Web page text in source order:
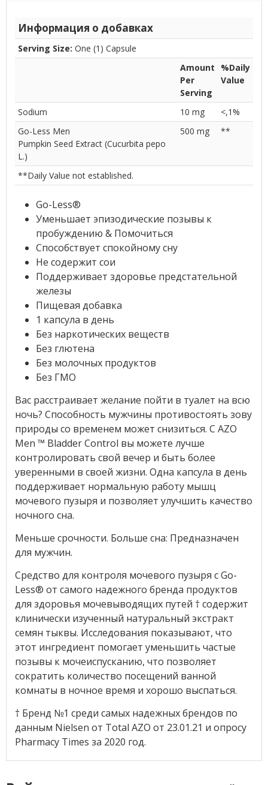
Информация о добавках
Serving Size: One (1) Capsule
Amount
Per
Serving
%Daily
Value
Sodium 10 mg
<,1%
Go-Less Men
Pumpkin Seed Extract (Cucurbita pepo
L.)
500 mg **
**Daily Value not established.
Go-Less®
Уменьшает эпизодические позывы к
пробуждению & Помочиться
Способствует спокойному сну
Не содержит сои
Поддерживает здоровье предстательной
железы
Пищевая добавка
1 капсула в день
Без наркотических веществ
Без глютена
Без молочных продуктов
Без ГМО
Вас расстраивает желание пойти в туалет на всю
ночь? Способность мужчины противостоять зову
природы со временем может снизиться. С AZO
Men ™ Bladder Control вы можете лучше
контролировать свой вечер и быть более
уверенными в своей жизни. Одна капсула в день
поддерживает нормальную работу мышц
мочевого пузыря и позволяет улучшить качество
ночного сна.
Меньше срочности. Больше сна: Предназначен
для мужчин.
Средство для контроля мочевого пузыря с Go-
Less® от самого надежного бренда продуктов
для здоровья мочевыводящих путей † содержит
клинически изученный натуральный экстракт
семян тыквы. Исследования показывают, что
этот ингредиент помогает уменьшить частые
позывы к мочеиспусканию, что позволяет
сократить количество посещений ванной
комнаты в ночное время и хорошо выспаться.
† Бренд №1 среди самых надежных брендов по
данным Nielsen от Total AZO от 23.01.21 и опросу
Pharmacy Times за 2020 год.